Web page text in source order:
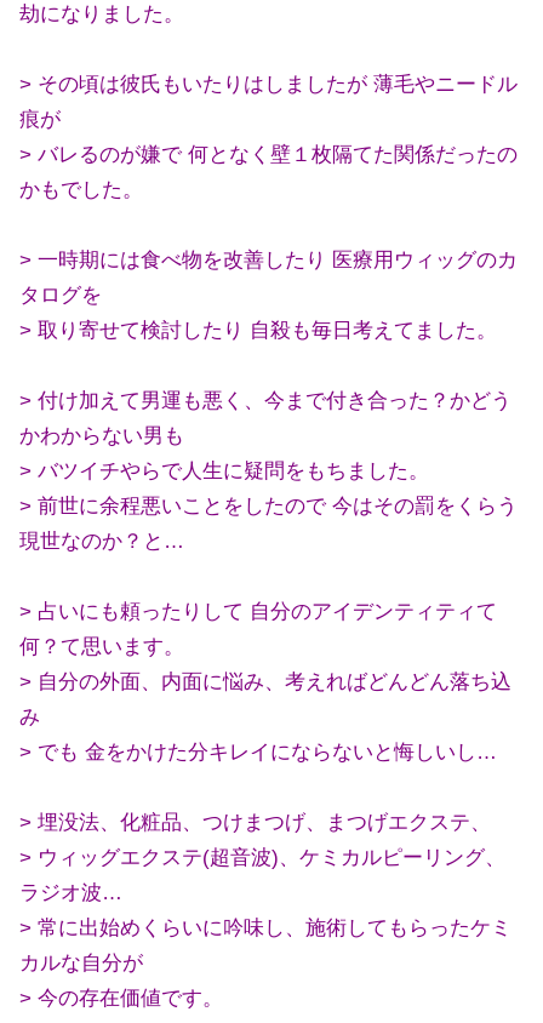
劫になりました。
> その頃は彼氏もいたりはしましたが 薄毛やニードル
痕が
> バレるのが嫌で 何となく壁１枚隔てた関係だったの
かもでした。
> 一時期には食べ物を改善したり 医療用ウィッグのカ
タログを
> 取り寄せて検討したり 自殺も毎日考えてました。
> 付け加えて男運も悪く、今まで付き合った？かどう
かわからない男も
> バツイチやらで人生に疑問をもちました。
> 前世に余程悪いことをしたので 今はその罰をくらう
現世なのか？と…
> 占いにも頼ったりして 自分のアイデンティティて
何？て思います。
> 自分の外面、内面に悩み、考えればどんどん落ち込
み
> でも 金をかけた分キレイにならないと悔しいし…
> 埋没法、化粧品、つけまつげ、まつげエクステ、
> ウィッグエクステ(超音波)、ケミカルピーリング、
ラジオ波…
> 常に出始めくらいに吟味し、施術してもらったケミ
カルな自分が
> 今の存在価値です。